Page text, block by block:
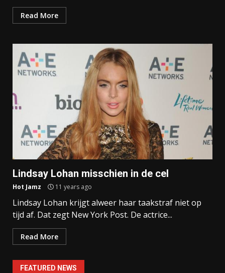
Read More
Lindsay Lohan misschien in de cel
Hot Jamz 11 years ago
Lindsay Lohan krijgt alweer haar taakstraf niet op
tijd af. Dat zegt New York Post. De actrice...
Read More
FEATURED NEWS